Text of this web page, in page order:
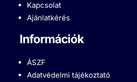
Kapcsolat
Ajánlatkérés
Információk
ÁSZF
Adatvédelmi tájékoztató